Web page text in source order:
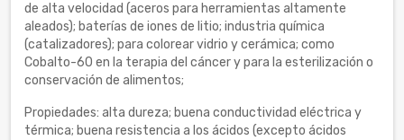
de alta velocidad (aceros para herramientas altamente
aleados); baterías de iones de litio; industria química
(catalizadores); para colorear vidrio y cerámica; como
Cobalto-60 en la terapia del cáncer y para la esterilización o
conservación de alimentos;
Propiedades: alta dureza; buena conductividad eléctrica y
térmica; buena resistencia a los ácidos (excepto ácidos